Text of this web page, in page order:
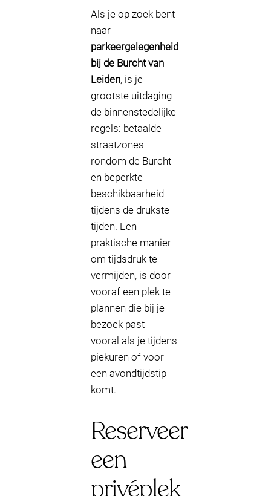
Als je op zoek bent
naar
parkeergelegenheid
bij de Burcht van
Leiden, is je
grootste uitdaging
de binnenstedelijke
regels: betaalde
straatzones
rondom de Burcht
en beperkte
beschikbaarheid
tijdens de drukste
tijden. Een
praktische manier
om tijdsdruk te
vermijden, is door
vooraf een plek te
plannen die bij je
bezoek past—
vooral als je tijdens
piekuren of voor
een avondtijdstip
komt.
Reserveer
een
privéplek